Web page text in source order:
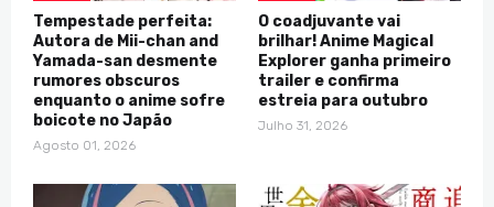
Tempestade perfeita:
Autora de Mii-chan and
Yamada-san desmente
rumores obscuros
enquanto o anime sofre
boicote no Japão
Agosto 01, 2026
O coadjuvante vai
brilhar! Anime Magical
Explorer ganha primeiro
trailer e confirma
estreia para outubro
Julho 31, 2026